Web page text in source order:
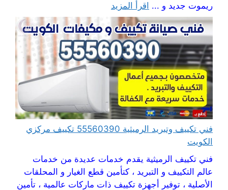
ريموت جديد و ... اقرأ المزيد
فني تكييف وتبريد الرميثية 55560390 تكييف مركزي
الكويت
فني تكييف الرميثية يقدم خدمات عديدة من خدمات
عالم التكييف و التبريد ، كتأمين قطع الغيار و المحلقات
الأصلية ، توفير أجهزة تكييف ذات ماركات عالمية ، تأمين